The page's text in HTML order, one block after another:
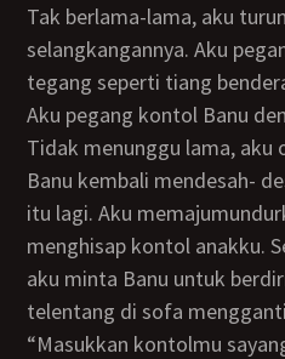
Tak berlama-lama, aku turun ke bagian
selangkangannya. Aku
tegang seperti tiang
Aku pegang kontol Banu dengan tangan kananku.
Tidak menunggu lama, aku
Banu kembali mendesah-
itu lagi. Aku
menghisap kontol anakku.
aku minta Banu untuk
telentang di sofa
“Masukkan kontolmu sayang. Memek Ibu sudah